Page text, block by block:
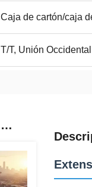
Caja de cartón/caja
T/T, Unión
PRODUCTOS RELACIONADOS